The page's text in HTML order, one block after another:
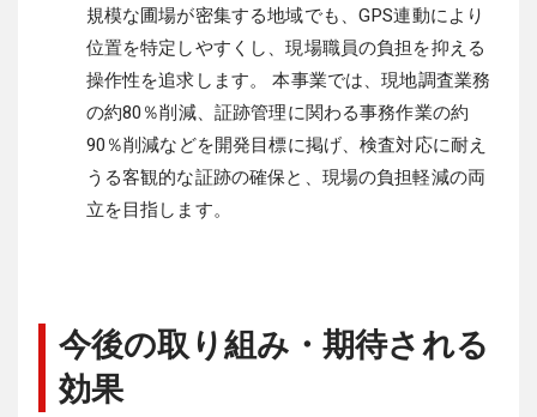
規模な圃場が密集する地域でも、GPS連動により
位置を特定しやすくし、現場職員の負担を抑える
操作性を追求します。
本事業では、現地調査業務
の約80％削減、証跡管理に関わる事務作業の約
90％削減などを開発目標に掲げ、検査対応に耐え
うる客観的な証跡の確保と、現場の負担軽減の両
立を目指します。
今後の取り組み・期待される
効果